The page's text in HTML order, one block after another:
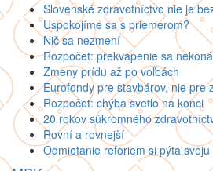
Slovenské zdravotníctvo nie je
Uspokojíme sa s priemerom?
Nič sa nezmení
Rozpočet: prekvapenie sa nekoná
Zmeny prídu až po voľbách
Eurofondy pre stavbárov, nie pre
Rozpočet: chýba svetlo na konci
20 rokov súkromného
Rovní a rovnejší
Odmietanie reforiem si pýta svoju